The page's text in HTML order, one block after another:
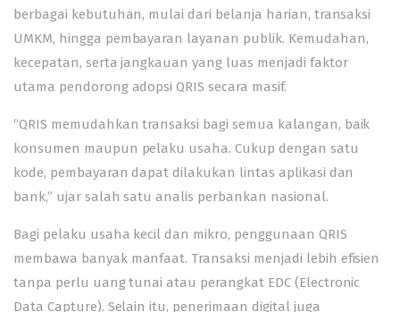
berbagai kebutuhan, mulai dari belanja harian, transaksi
UMKM, hingga pembayaran layanan publik. Kemudahan,
kecepatan, serta jangkauan yang luas menjadi faktor
utama pendorong adopsi QRIS secara masif.
“QRIS memudahkan transaksi bagi semua kalangan, baik
konsumen maupun pelaku usaha. Cukup dengan satu
kode, pembayaran dapat dilakukan lintas aplikasi dan
bank,” ujar salah satu analis perbankan nasional.
Bagi pelaku usaha kecil dan mikro, penggunaan QRIS
membawa banyak manfaat. Transaksi menjadi lebih efisien
tanpa perlu uang tunai atau perangkat EDC (Electronic
Data Capture). Selain itu, penerimaan digital juga